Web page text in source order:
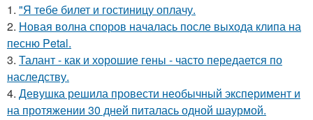
1. "Я тебе билет и гостиницу оплачу.
2. Новая волна споров началась после выхода клипа на
песню Petal.
3. Талант - как и хорошие гены - часто передается по
наследству.
4. Девушка решила провести необычный эксперимент и
на протяжении 30 дней питалась одной шаурмой.